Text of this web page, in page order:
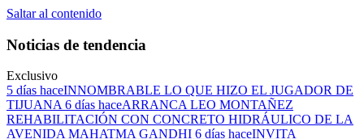
Saltar al contenido
Noticias de tendencia
Exclusivo
5 días haceINNOMBRABLE LO QUE HIZO EL JUGADOR DE
TIJUANA6 días haceARRANCA LEO MONTAÑEZ
REHABILITACIÓN CON CONCRETO HIDRÁULICO DE LA
AVENIDA MAHATMA GANDHI 6 días haceINVITA